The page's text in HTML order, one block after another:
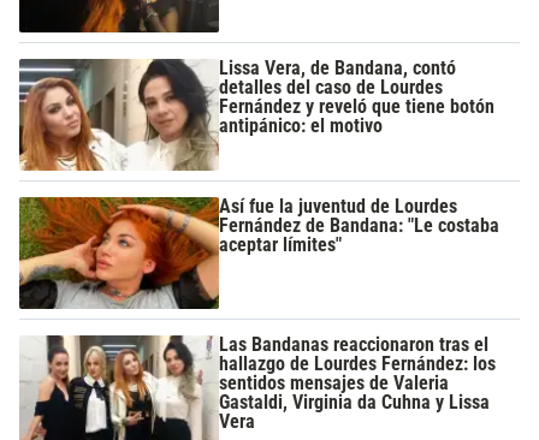
Lissa Vera, de Bandana, contó
detalles del caso de Lourdes
Fernández y reveló que tiene botón
antipánico: el motivo
Así fue la juventud de Lourdes
Fernández de Bandana: "Le costaba
aceptar límites"
Las Bandanas reaccionaron tras el
hallazgo de Lourdes Fernández: los
sentidos mensajes de Valeria
Gastaldi, Virginia da Cuhna y Lissa
Vera